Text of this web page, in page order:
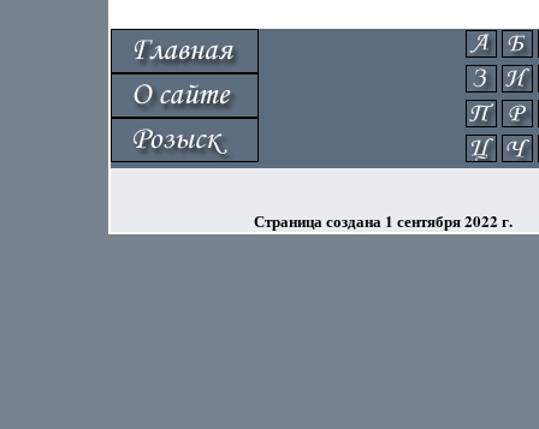
Страница создана 1 сентября 2022 г.